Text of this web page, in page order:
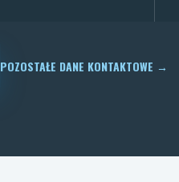
POZOSTAŁE DANE KONTAKTOWE →